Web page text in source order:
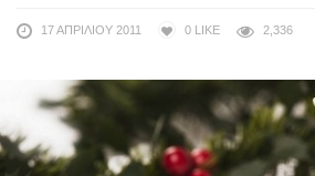
17 ΑΠΡΙΛΊΟΥ 2011 0 LIKE 2,336